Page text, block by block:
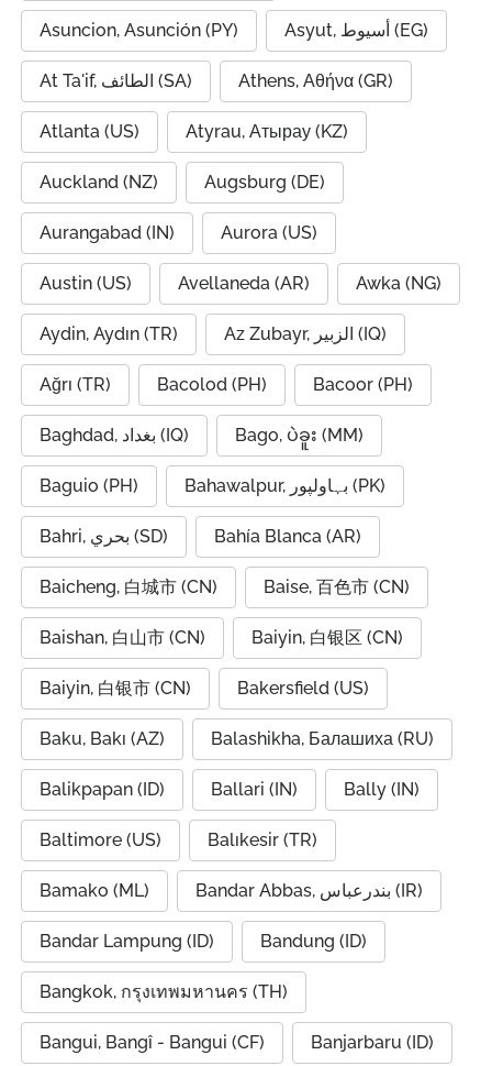
Asuncion, Asunción (PY) Asyut, أسيوط (EG)
At Ta'if, الطائف (SA) Athens, Αθήνα (GR)
Atlanta (US) Atyrau, Атырау (KZ)
Auckland (NZ) Augsburg (DE)
Aurangabad (IN) Aurora (US)
Austin (US) Avellaneda (AR) Awka (NG)
Aydin, Aydın (TR) Az Zubayr, الزبير (IQ)
Ağrı (TR) Bacolod (PH) Bacoor (PH)
Baghdad, بغداد (IQ) Bago, ပဲခူး (MM)
Baguio (PH) Bahawalpur, بہاولپور (PK)
Bahri, بحري (SD) Bahía Blanca (AR)
Baicheng, 白城市 (CN) Baise, 百色市 (CN)
Baishan, 白山市 (CN) Baiyin, 白银区 (CN)
Baiyin, 白银市 (CN) Bakersfield (US)
Baku, Bakı (AZ) Balashikha, Балашиха (RU)
Balikpapan (ID) Ballari (IN) Bally (IN)
Baltimore (US) Balıkesir (TR)
Bamako (ML) Bandar Abbas, بندرعباس (IR)
Bandar Lampung (ID) Bandung (ID)
Bangkok, กรุงเทพมหานคร (TH)
Bangui, Bangî - Bangui (CF) Banjarbaru (ID)